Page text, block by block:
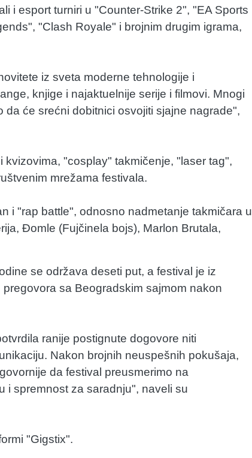
i esport turniri u "Counter-Strike 2", "EA Sports
"Clash Royale" i brojnim drugim igrama,
iz sveta moderne tehnologije i
knjige i najaktuelnije serije i filmovi. Mnogi
će srećni dobitnici osvojiti sjajne nagrade",
"cosplay" takmičenje, "laser tag",
mrežama festivala.
i "rap battle", odnosno nadmetanje takmičara u
Đomle (Fujčinela bojs), Marlon Brutala,
se održava deseti put, a festival je iz
sa Beogradskim sajmom nakon
ranije postignute dogovore niti
Nakon brojnih neuspešnih pokušaja,
da festival preusmerimo na
i spremnost za saradnju", naveli su
"Gigstix".